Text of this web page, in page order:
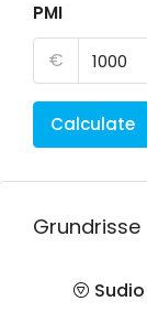
PMI
€
Calculate
Grundrisse